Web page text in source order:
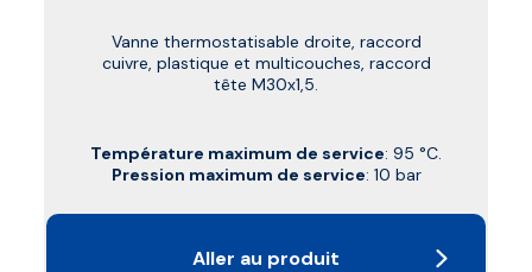
Vanne thermostatisable droite, raccord
cuivre, plastique et multicouches, raccord
tête M30x1,5.
Température maximum de service: 95 °C.
Pression maximum de service: 10 bar
Aller au produit